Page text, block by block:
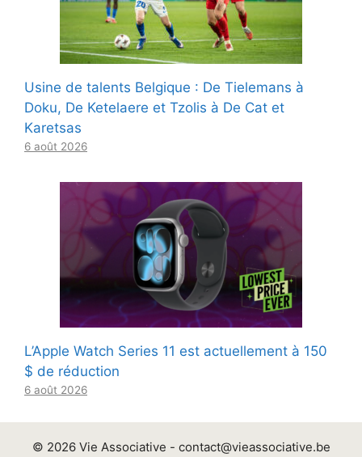
Usine de talents Belgique : De Tielemans à
Doku, De Ketelaere et Tzolis à De Cat et
Karetsas
6 août 2026
L’Apple Watch Series 11 est actuellement à 150
$ de réduction
6 août 2026
© 2026 Vie Associative - contact@vieassociative.be